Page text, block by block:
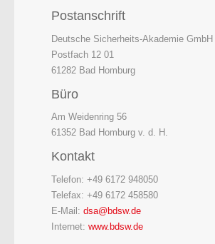
Postanschrift
Deutsche Sicherheits-Akademie GmbH
Postfach 12 01
61282 Bad Homburg
Büro
Am Weidenring 56
61352 Bad Homburg v. d. H.
Kontakt
Telefon: +49 6172 948050
Telefax: +49 6172 458580
E-Mail: dsa@bdsw.de
Internet: www.bdsw.de